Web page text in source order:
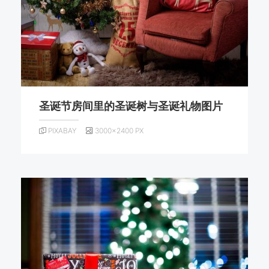
圣诞节房间里的圣诞树与圣诞礼物图片
PIXABAY 3000×2400 PX